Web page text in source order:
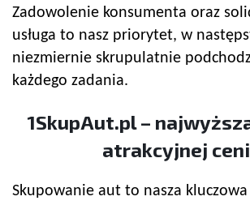
Zadowolenie konsumenta oraz
usługa to nasz priorytet, w
niezmiernie skrupulatnie
każdego zadania.
1SkupAut.pl –
atrakcyjnej
Skupowanie aut to nasza